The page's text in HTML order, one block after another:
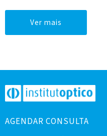
Ver mais
AGENDAR CONSULTA